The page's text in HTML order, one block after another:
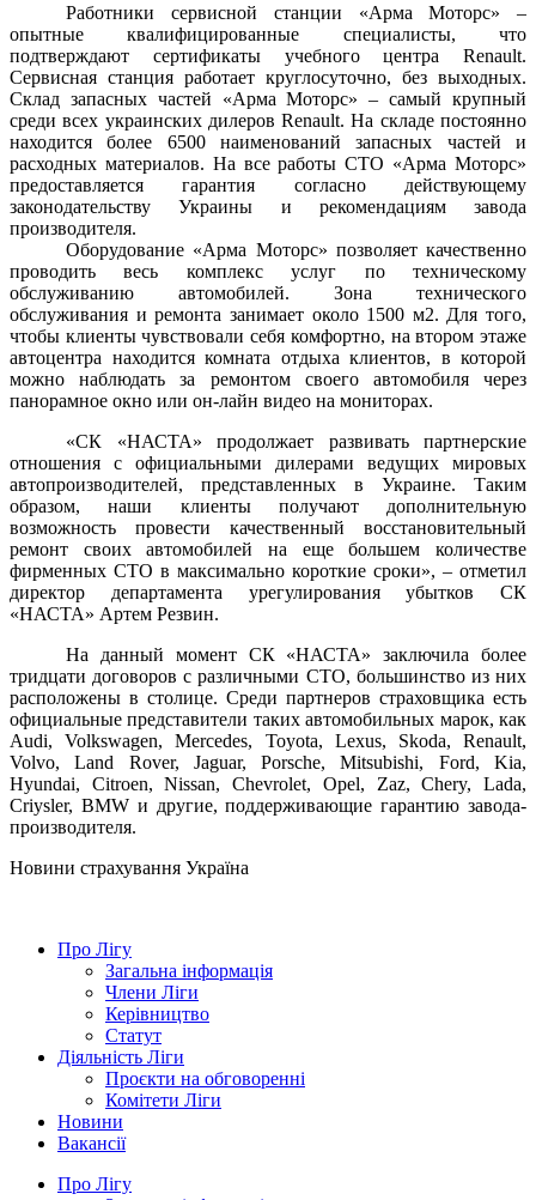
Работники сервисной станции «Арма Моторс» –
опытные квалифицированные специалисты, что
подтверждают сертификаты учебного центра Renault.
Сервисная станция работает круглосуточно, без выходных.
Склад запасных частей «Арма Моторс» – самый крупный
среди всех украинских дилеров Renault. На складе постоянно
находится более 6500 наименований запасных частей и
расходных материалов. На все работы СТО «Арма Моторс»
предоставляется гарантия согласно действующему
законодательству Украины и рекомендациям завода
производителя.
Оборудование «Арма Моторс» позволяет качественно
проводить весь комплекс услуг по техническому
обслуживанию автомобилей. Зона технического
обслуживания и ремонта занимает около 1500 м2. Для того,
чтобы клиенты чувствовали себя комфортно, на втором этаже
автоцентра находится комната отдыха клиентов, в которой
можно наблюдать за ремонтом своего автомобиля через
панорамное окно или он-лайн видео на мониторах.
«СК «НАСТА» продолжает развивать партнерские
отношения с официальными дилерами ведущих мировых
автопроизводителей, представленных в Украине. Таким
образом, наши клиенты получают дополнительную
возможность провести качественный восстановительный
ремонт своих автомобилей на еще большем количестве
фирменных СТО в максимально короткие сроки», – отметил
директор департамента урегулирования убытков СК
«НАСТА» Артем Резвин.
На данный момент СК «НАСТА» заключила более
тридцати договоров с различными СТО, большинство из них
расположены в столице. Среди партнеров страховщика есть
официальные представители таких автомобильных марок, как
Audi,Volkswagen, Mercedes,
Toyota, Lexus, Skoda, Renault,
Volvo, Land Rover, Jaguar, Porsche, Mitsubishi, Ford, Kia,
Hyundai, Citroen, Nissan, Chevrolet, Opel, Zaz, Chery, Lada,
Criysler, BMW и другие, поддерживающие гарантию завода-
производителя.
Новини страхування Україна
Про Лігу
Загальна інформація
Члени Ліги
Керівництво
Статут
Діяльність Ліги
Проєкти на обговоренні
Комітети Ліги
Новини
Вакансії
Про Лігу